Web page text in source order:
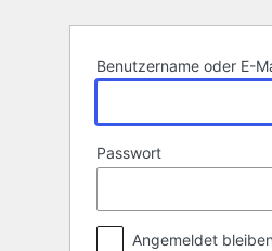
Benutzername oder E-
Passwort
Angemeldet bleiben